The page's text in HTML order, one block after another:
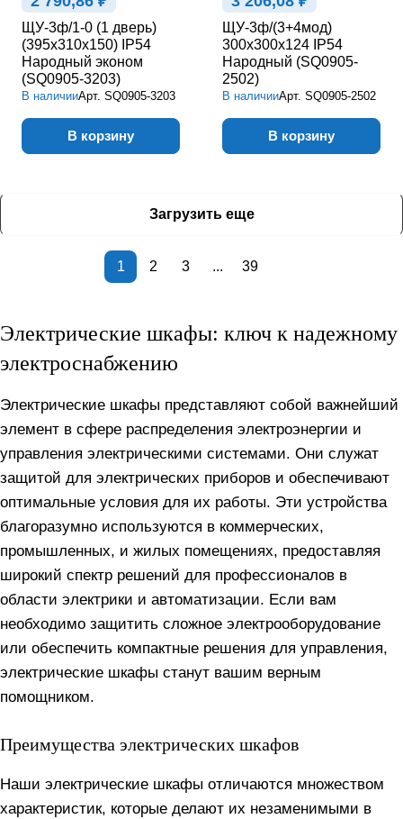
ЩУ-3ф/1-0 (1 дверь)
(395х310х150) IP54
Народный эконом
(SQ0905-3203)
В наличииАрт. SQ0905-3203
В корзину
ЩУ-3ф/(3+4мод)
300х300х124 IP54
Народный (SQ0905-
2502)
В наличииАрт. SQ0905-2502
В корзину
Загрузить еще
1 2 3 ... 39
Электрические шкафы: ключ к надежному
электроснабжению
Электрические шкафы представляют собой важнейший
элемент в сфере распределения электроэнергии и
управления электрическими системами. Они служат
защитой для электрических приборов и обеспечивают
оптимальные условия для их работы. Эти устройства
благоразумно используются в коммерческих,
промышленных, и жилых помещениях, предоставляя
широкий спектр решений для профессионалов в
области электрики и автоматизации. Если вам
необходимо защитить сложное электрооборудование
или обеспечить компактные решения для управления,
электрические шкафы станут вашим верным
помощником.
Преимущества электрических шкафов
Наши электрические шкафы отличаются множеством
характеристик, которые делают их незаменимыми в